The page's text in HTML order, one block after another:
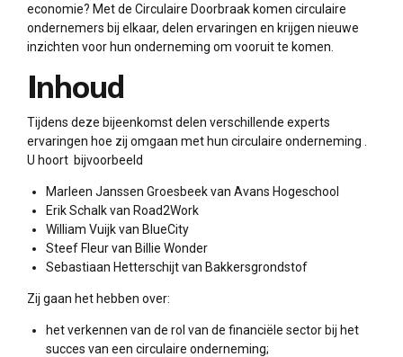
economie? Met de Circulaire Doorbraak komen circulaire
ondernemers bij elkaar, delen ervaringen en krijgen nieuwe
inzichten voor hun onderneming om vooruit te komen.
Inhoud
Tijdens deze bijeenkomst delen verschillende experts
ervaringen hoe zij omgaan met hun circulaire onderneming .
U hoort bijvoorbeeld
Marleen Janssen Groesbeek van Avans Hogeschool
Erik Schalk van Road2Work
William Vuijk van BlueCity
Steef Fleur van Billie Wonder
Sebastiaan Hetterschijt van Bakkersgrondstof
Zij gaan het hebben over:
het verkennen van de rol van de financiële sector bij het
succes van een circulaire onderneming;